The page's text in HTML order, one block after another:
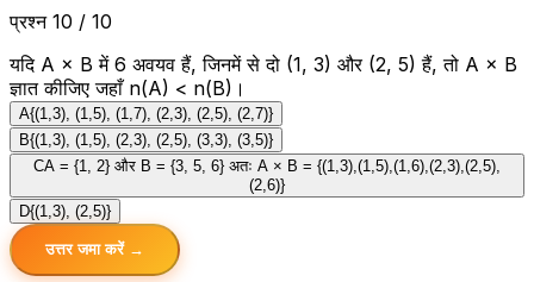
प्रश्न 10 / 10
यदि A × B में 6 अवयव हैं, जिनमें से दो (1, 3) और (2, 5) हैं, तो A × B
ज्ञात कीजिए जहाँ n(A) < n(B)।
A{(1,3), (1,5), (1,7), (2,3), (2,5), (2,7)}
B{(1,3), (1,5), (2,3), (2,5), (3,3), (3,5)}
CA = {1, 2} और B = {3, 5, 6} अतः A × B = {(1,3),(1,5),(1,6),(2,3),(2,5),
(2,6)}
D{(1,3), (2,5)}
उत्तर जमा करें →